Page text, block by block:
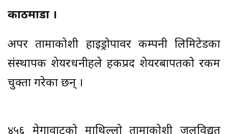
काठमाडौं ।
अपर तामाकोशी हाइड्रोपावर कम्पनी लिमिटेडका
संस्थापक शेयरधनीहरुले हकप्रद शेयरबापतको रकम
चुक्ता गरेका छन् ।
४५६ मेगावाटको माथिल्लो तामाकोशी जलविद्युत